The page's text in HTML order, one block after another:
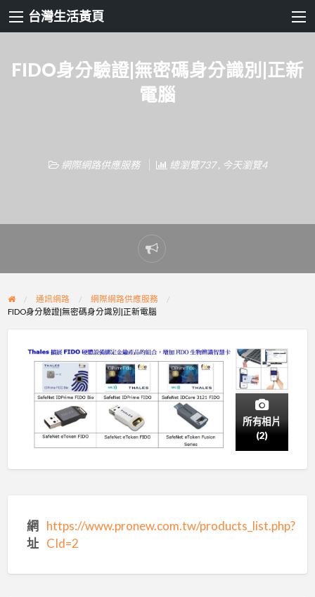
台灣生活黃頁
FIDO身分驗證|無密碼身分識別|正新
電腦
網際網路供應服務 總瀏覽737 , 今天瀏覽4
Report
problem
通訊網路
網際網路供應服務
FIDO身分驗證|無密碼身分識別|正新電腦
所有相片
(2)
網
址
https://www.pronew.com.tw/products_list.php?
CId=2